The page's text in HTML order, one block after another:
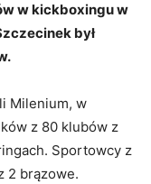
w kickboxingu w
był
Milenium, w
z 80 klubów z
Sportowcy z
2 brązowe.